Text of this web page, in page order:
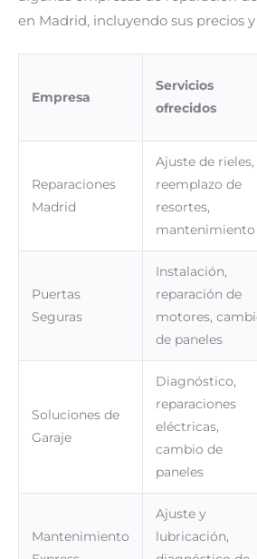
en Madrid, incluyendo sus precios
Empresa
Servicios
ofrecidos
Reparaciones
Madrid
Ajuste de rieles,
reemplazo de
resortes,
mantenimiento
Puertas
Seguras
Instalación,
reparación de
motores,
de paneles
Soluciones de
Garaje
Diagnóstico,
reparaciones
eléctricas,
cambio de
paneles
Mantenimiento
Ajuste y
lubricación,